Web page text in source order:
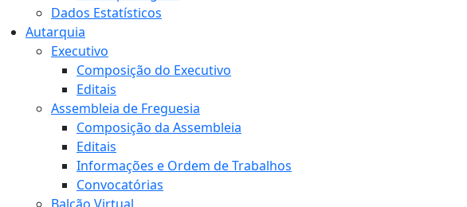
Dados Estatísticos
Autarquia
Executivo
Composição do Executivo
Editais
Assembleia de Freguesia
Composição da Assembleia
Editais
Informações e Ordem de Trabalhos
Convocatórias